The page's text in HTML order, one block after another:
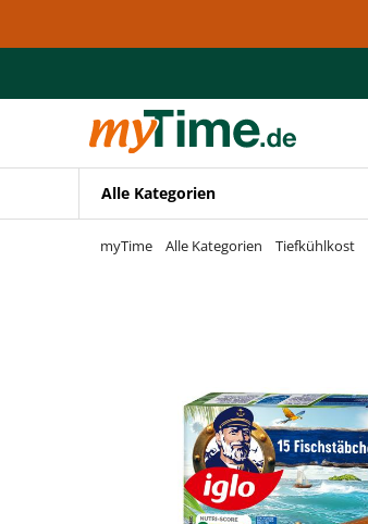
Zur Navigation springen
Alle Kategorien
myTime Alle Kategorien Tiefkühlkost